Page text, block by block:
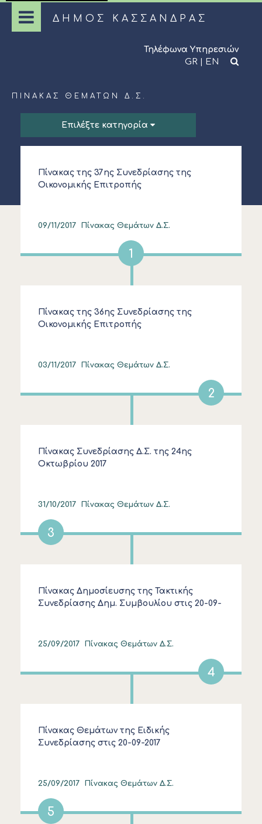
ΔΗΜΟΣ ΚΑΣΣΑΝΔΡΑΣ
Τηλέφωνα Υπηρεσιών
GR | EN
ΠΊΝΑΚΑΣ ΘΕΜΆΤΩΝ Δ.Σ.
Επιλέξτε κατηγορία
Πίνακας της 37ης Συνεδρίασης της
Οικονομικής Επιτροπής
09/11/2017 Πίνακας Θεμάτων Δ.Σ.
1
Πίνακας της 36ης Συνεδρίασης της
Οικονομικής Επιτροπής
03/11/2017 Πίνακας Θεμάτων Δ.Σ.
2
Πίνακας Συνεδρίασης Δ.Σ. της 24ης
Οκτωβρίου 2017
31/10/2017 Πίνακας Θεμάτων Δ.Σ.
3
Πίνακας Δημοσίευσης της Τακτικής
Συνεδρίασης Δημ. Συμβουλίου στις 20-09-
25/09/2017 Πίνακας Θεμάτων Δ.Σ.
4
Πίνακας Θεμάτων της Ειδικής
Συνεδρίασης στις 20-09-2017
25/09/2017 Πίνακας Θεμάτων Δ.Σ.
5